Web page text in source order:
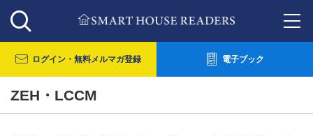
ログイン・ 無料メルマガ登録 電子ブック
ZEH・LCCM